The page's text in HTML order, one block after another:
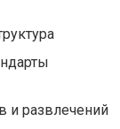
и развлечений